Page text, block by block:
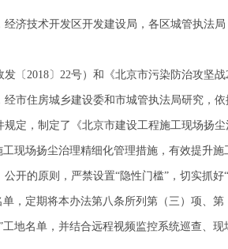
济技术开发区开发建设局，各区城管执法
2018〕22号）和《北京市污染防治攻坚战
市住房城乡建设委和市城管执法局研究，
定，制定了《北京市建设工程施工现场扬
场扬尘治理精细化管理措施，有效提升施
的原则，严禁设置“隐性门槛”，切实抓好“
定期将本办法第八条所列第（三）项、第
名单，并结合远程视频监控系统巡查、现